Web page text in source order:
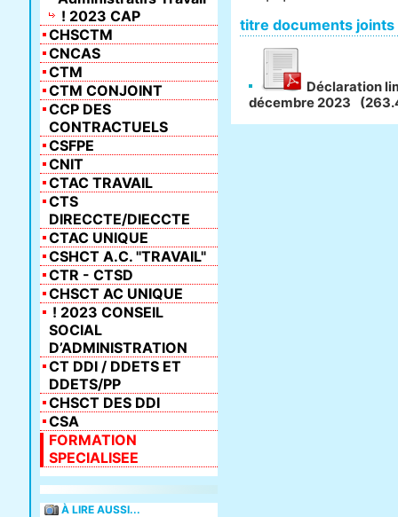
titre documents joints
Déclaration
décembre 2023
! 2023 CAP
CHSCTM
CNCAS
CTM
CTM CONJOINT
CCP DES
CONTRACTUELS
CSFPE
CNIT
CTAC TRAVAIL
CTS
DIRECCTE/DIECCTE
CTAC UNIQUE
CSHCT A.C. "TRAVAIL"
CTR - CTSD
CHSCT AC UNIQUE
! 2023 CONSEIL
SOCIAL
D’ADMINISTRATION
CT DDI / DDETS ET
DDETS/PP
CHSCT DES DDI
CSA
FORMATION
SPECIALISEE
À LIRE AUSSI...